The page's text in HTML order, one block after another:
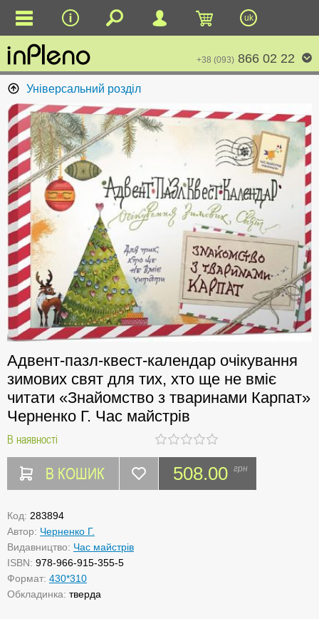
uk
+38 (093) 866 02 22
Універсальний розділ
Адвент-пазл-квест-календар очікування
зимових свят для тих, хто ще не вміє
читати «Знайомство з тваринами Карпат»
Черненко Г. Час майстрів
В наявності
В КОШИК 508.00 грн
Код: 283894
Автор: Черненко Г.
Видавництво: Час майстрів
ISBN: 978-966-915-355-5
Формат: 430*310
Обкладинка: тверда